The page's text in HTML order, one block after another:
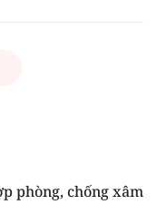
phòng, chống xâm